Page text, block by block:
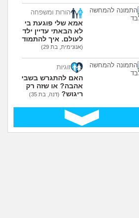
הורות ומשפחה
אמא שלי פוגעת בי כי
לא הבאתי עדיין ילדים
לעולם. איך להתמודד?
(אנונימית, בת 29)
זוגיות
האם להתגרש בשביל
אהבה? או שזה רק
ריגוש? (דנה, בת 35)